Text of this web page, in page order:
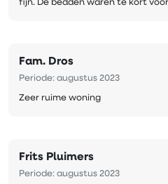
fijn. De bedden waren te kort
Fam. Dros
Periode: augustus 2023
Zeer ruime woning
Frits Pluimers
Periode: augustus 2023